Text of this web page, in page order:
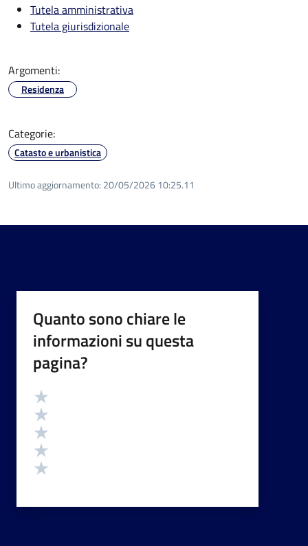
Tutela amministrativa
Tutela giurisdizionale
Argomenti:
Residenza
Categorie:
Catasto e urbanistica
Ultimo aggiornamento: 20/05/2026 10:25.11
Quanto sono chiare le
informazioni su questa
pagina?
Valutazione